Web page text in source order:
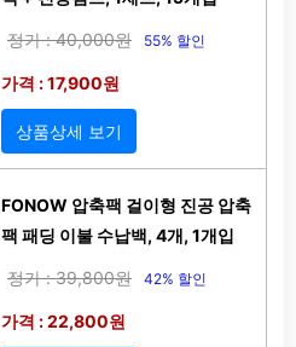
정가 : 40,000원 55% 할인
가격 : 17,900원
상품상세 보기
FONOW 압축팩 걸이형 진공 압축
팩 패딩 이불 수납백, 4개, 1개입
정가 : 39,800원 42% 할인
가격 : 22,800원